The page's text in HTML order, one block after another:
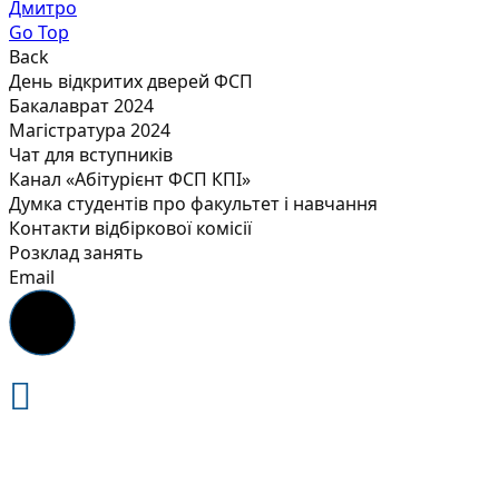
Дмитро
Go Top
Back
День відкритих дверей ФСП
Бакалаврат 2024
Магістратура 2024
Чат для вступників
Канал «Абітурієнт ФСП КПІ»
Думка студентів про факультет і навчання
Контакти відбіркової комісії
Розклад занять
Email